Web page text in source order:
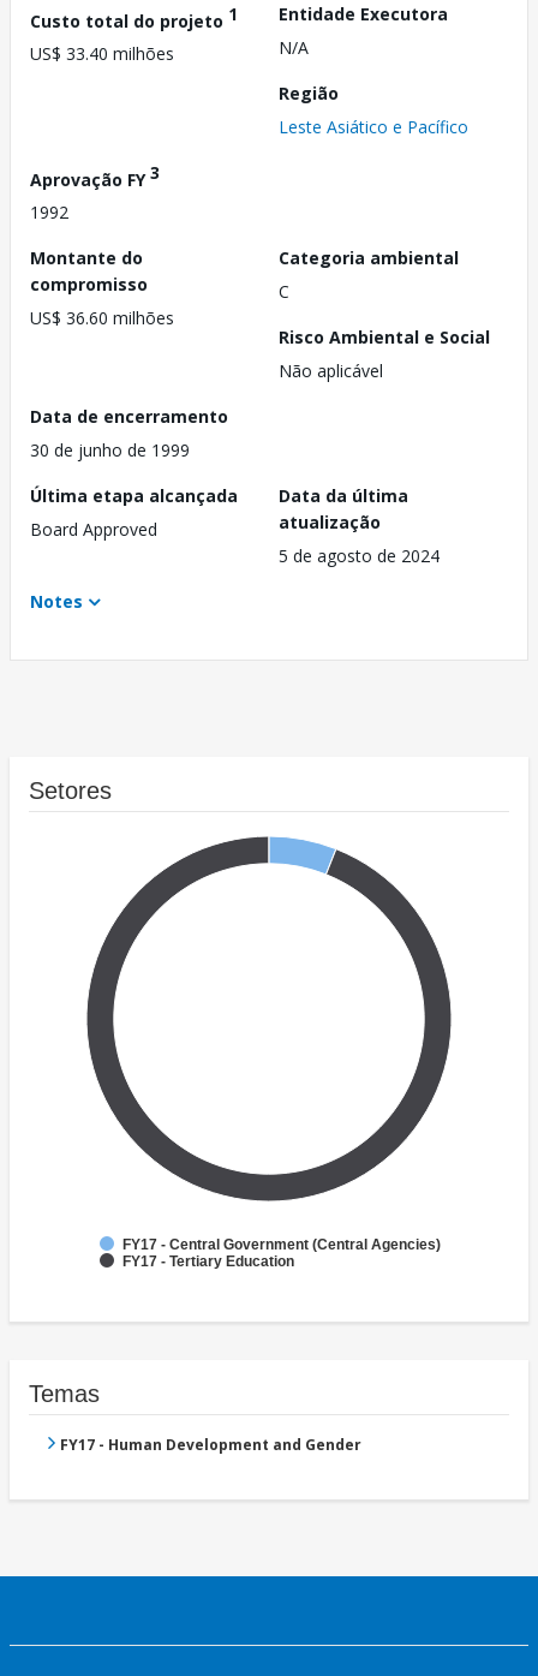
Custo total do projeto 1
US$ 33.40 milhões
Entidade Executora
N/A
Região
Leste Asiático e Pacífico
Aprovação FY3
1992
Montante do
compromisso
US$ 36.60 milhões
Categoria ambiental
C
Risco Ambiental e Social
Não aplicável
Data de encerramento
30 de junho de 1999
Última etapa alcançada
Board Approved
Data da última
atualização
5 de agosto de 2024
Notes
Setores
FY17 - Central Government (Central Agencies)
FY17 - Tertiary Education
Temas
FY17 - Human Development and Gender